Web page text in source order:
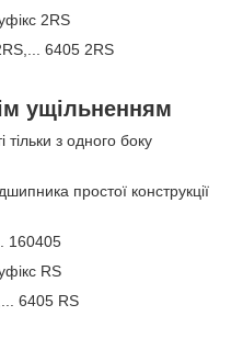
2RS
6405 2RS
ущільненням
з одного боку
простої конструкції
160405
RS
6405 RS